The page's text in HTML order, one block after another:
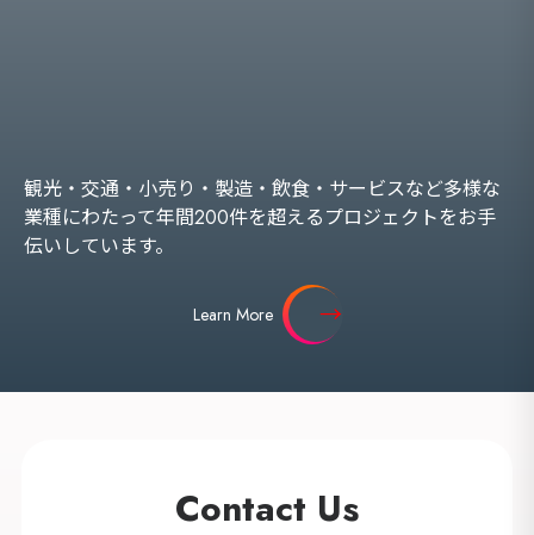
観光・交通・小売り・製造・飲食・サービスなど多様な
業種にわたって年間200件を超えるプロジェクトをお手
伝いしています。
Learn More
Contact Us